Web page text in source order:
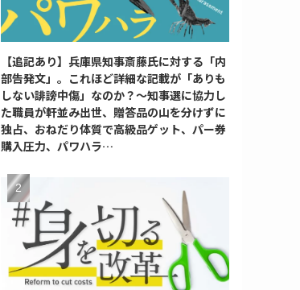
【追記あり】兵庫県知事斎藤氏に対する「内
部告発文」。これほど詳細な記載が「ありも
しない誹謗中傷」なのか？～知事選に協力し
た職員が軒並み出世、贈答品の山を分けずに
独占、おねだり体質で高級品ゲット、パー券
購入圧力、パワハラ…